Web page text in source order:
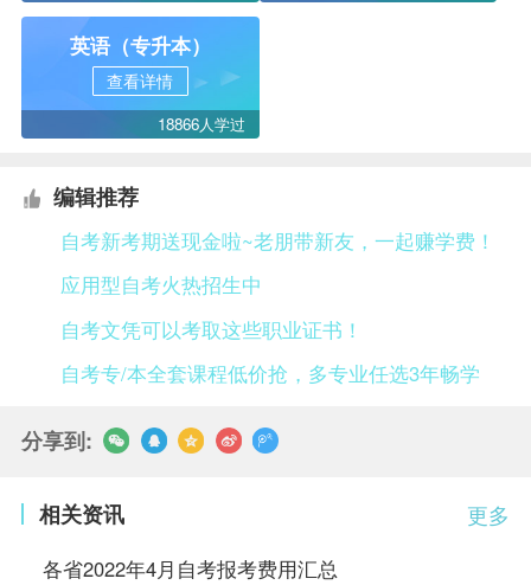
英语（专升本）
查看详情
18866人学过
编辑推荐
自考新考期送现金啦~老朋带新友，一起赚学费！
应用型自考火热招生中
自考文凭可以考取这些职业证书！
自考专/本全套课程低价抢，多专业任选3年畅学
分享到:
更多
相关资讯
各省2022年4月自考报考费用汇总